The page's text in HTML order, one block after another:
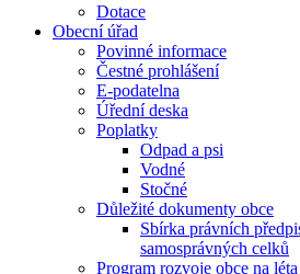
Dotace
Obecní úřad
Povinné informace
Čestné prohlášení
E-podatelna
Úřední deska
Poplatky
Odpad a psi
Vodné
Stočné
Důležité dokumenty obce
Sbírka právních
samosprávných celků
Program rozvoje obce na